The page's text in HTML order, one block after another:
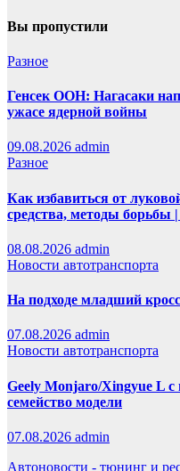
Вы пропустили
Разное
Генсек ООН: Нагасаки
ужасе ядерной войны
09.08.2026 admin
Разное
Как избавиться от
средства, методы
08.08.2026 admin
Новости автотранспорта
На подходе младший
07.08.2026 admin
Новости автотранспорта
Geely Monjaro/Xingyue L с
семейство модели
07.08.2026 admin
Автоновости - тюнинг и